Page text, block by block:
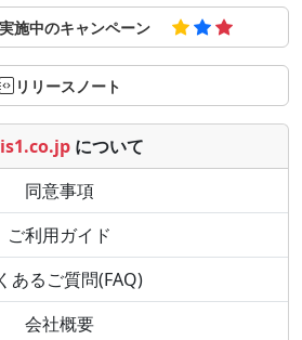
施中のキャンペーン
リリースノート
について
同意事項
ご利用ガイド
あるご質問(FAQ)
会社概要